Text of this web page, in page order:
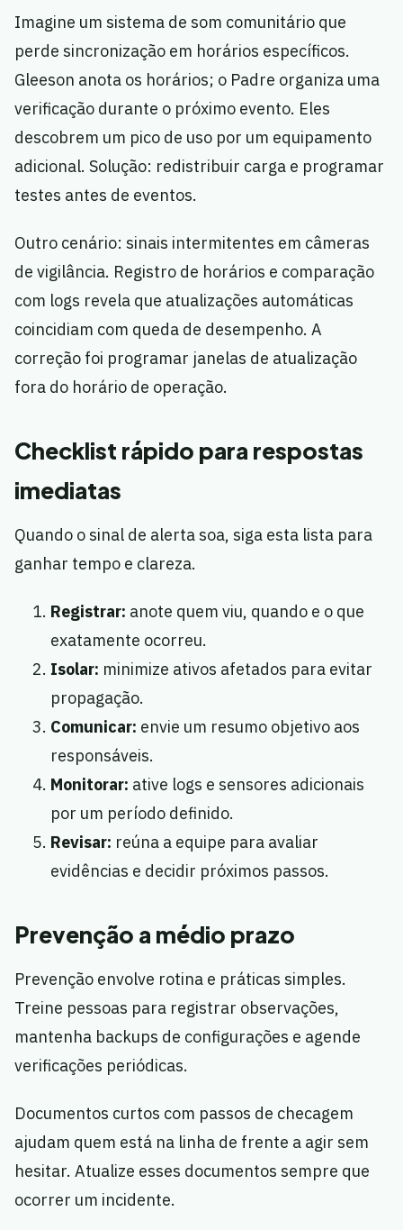
Imagine um sistema de som comunitário que
perde sincronização em horários específicos.
Gleeson anota os horários; o Padre organiza uma
verificação durante o próximo evento. Eles
descobrem um pico de uso por um equipamento
adicional. Solução: redistribuir carga e programar
testes antes de eventos.
Outro cenário: sinais intermitentes em câmeras
de vigilância. Registro de horários e comparação
com logs revela que atualizações automáticas
coincidiam com queda de desempenho. A
correção foi programar janelas de atualização
fora do horário de operação.
Checklist rápido para respostas
imediatas
Quando o sinal de alerta soa, siga esta lista para
ganhar tempo e clareza.
Registrar: anote quem viu, quando e o que
exatamente ocorreu.
Isolar: minimize ativos afetados para evitar
propagação.
Comunicar: envie um resumo objetivo aos
responsáveis.
Monitorar: ative logs e sensores adicionais
por um período definido.
Revisar: reúna a equipe para avaliar
evidências e decidir próximos passos.
Prevenção a médio prazo
Prevenção envolve rotina e práticas simples.
Treine pessoas para registrar observações,
mantenha backups de configurações e agende
verificações periódicas.
Documentos curtos com passos de checagem
ajudam quem está na linha de frente a agir sem
hesitar. Atualize esses documentos sempre que
ocorrer um incidente.